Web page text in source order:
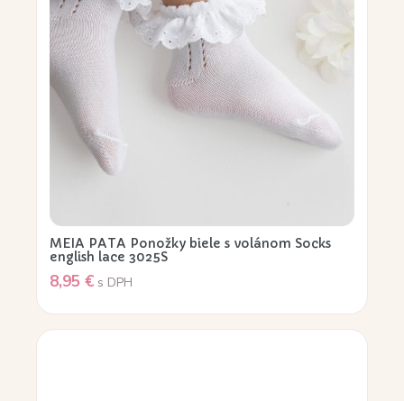
MEIA PATA Ponožky biele s volánom Socks
english lace 3025S
8,95 € s DPH